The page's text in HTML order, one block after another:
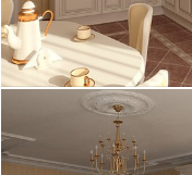
21.06.2005